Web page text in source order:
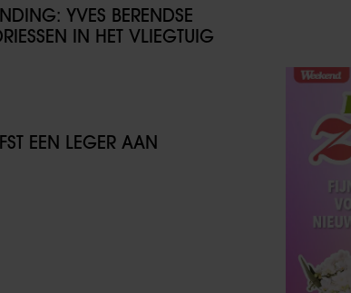
YVES BERENDSE
IN HET VLIEGTUIG
EEN LEGER AAN